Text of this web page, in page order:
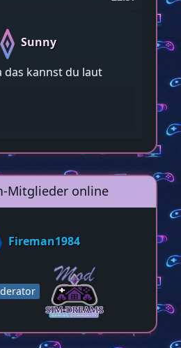
Sunny
das kannst du laut
22:58
Mitglieder online
Fireman1984